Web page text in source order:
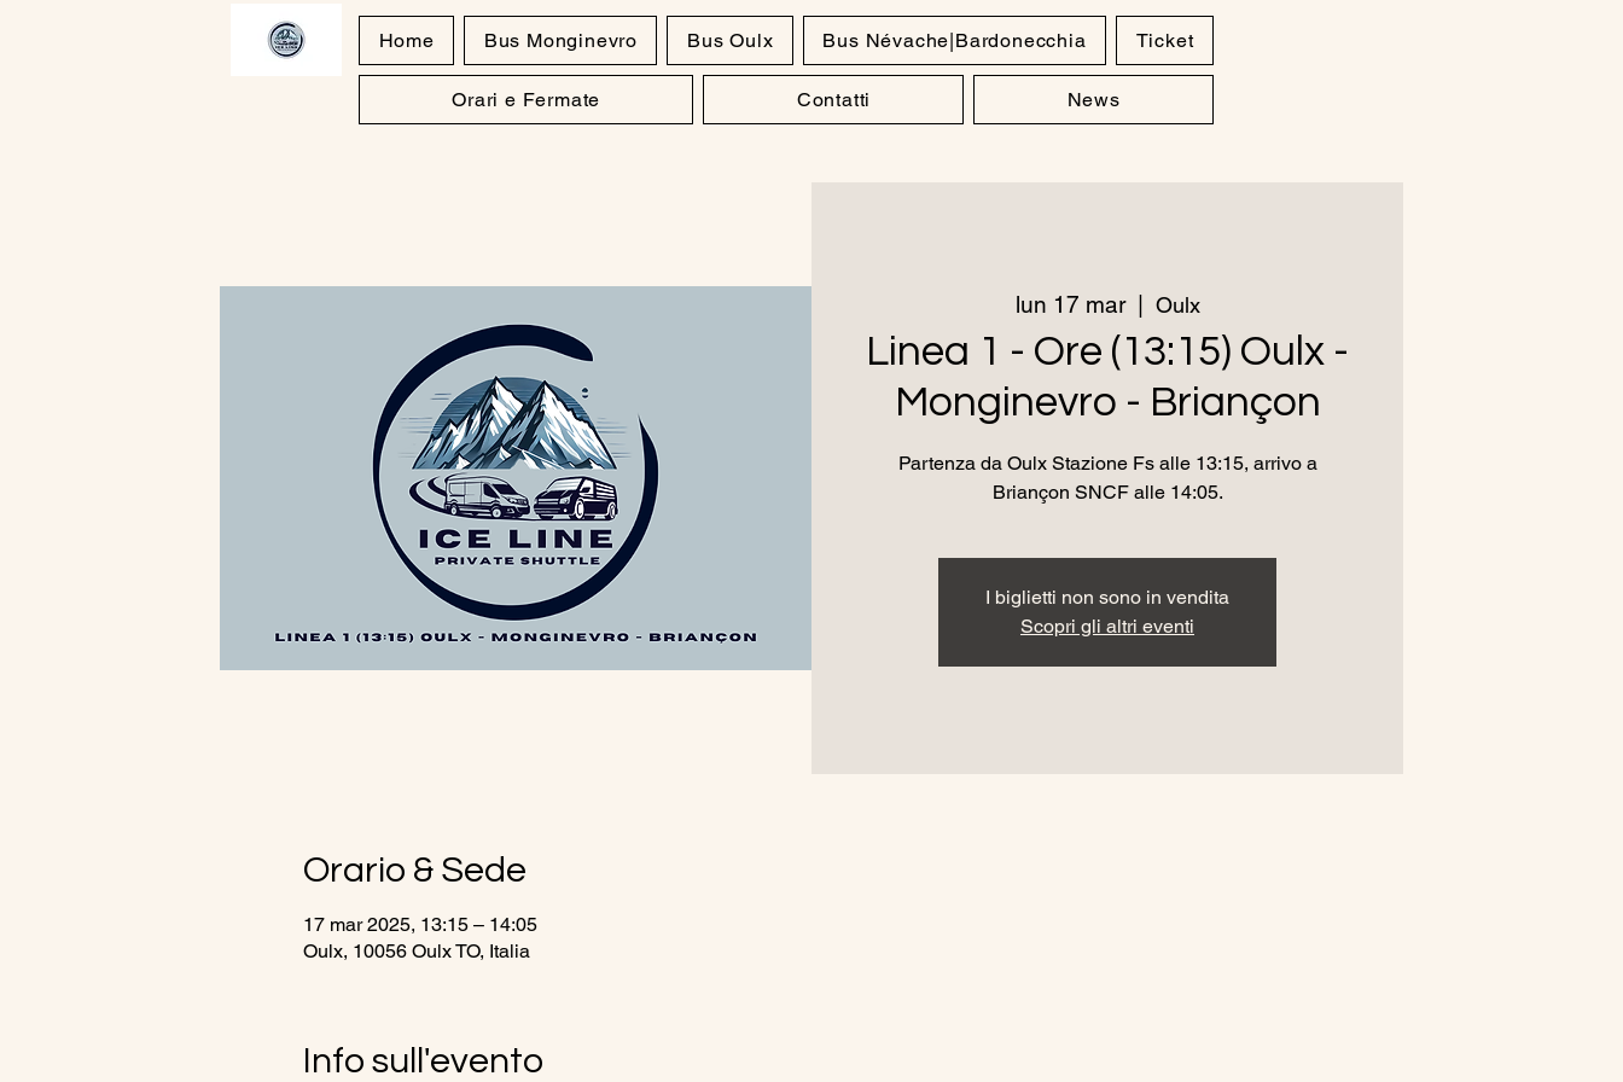
Home Bus Monginevro Bus Oulx Bus Névache|Bardonecchia Ticket
Orari e Fermate Contatti News
lun 17 mar
  |
Oulx
Linea 1 - Ore (13:15) Oulx -
Monginevro - Briançon
Partenza da Oulx Stazione Fs alle 13:15, arrivo a
Briançon SNCF alle 14:05.
I biglietti non sono in vendita
Scopri gli altri eventi
Orario & Sede
17 mar 2025, 13:15 – 14:05
Oulx, 10056 Oulx TO, Italia
Info sull'evento